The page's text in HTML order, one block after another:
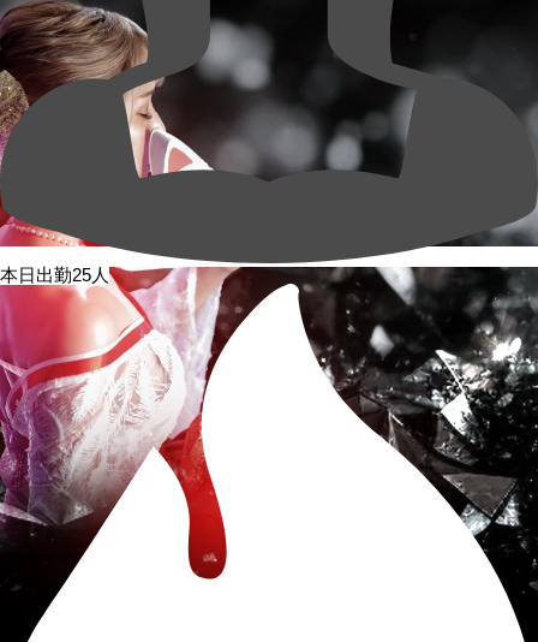
本日出勤25人